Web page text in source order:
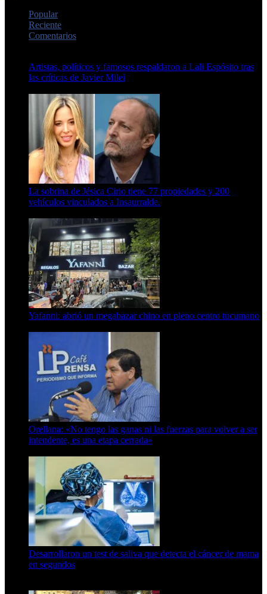
Popular
Reciente
Comentarios
Artistas, políticos y famosos respaldaron a Lali Espósito tras
las críticas de Javier Milei
La sobrina de Jésica Cirio tiene 77 propiedades y 200
vehículos vinculados a Insaurralde.
Yafanni: abrió un megabazar chino en pleno centro tucumano
Orellana: «No tengo las ganas ni las fuerzas para volver a ser
intendente, es una etapa cerrada»
Desarrollaron un test de saliva que detecta el cáncer de mama
en segundos